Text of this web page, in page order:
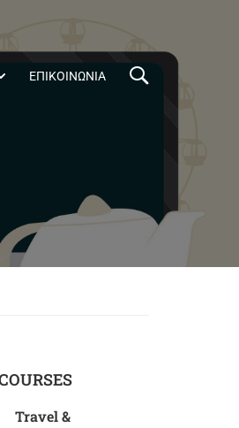
ΕΠΙΚΟΙΝΩΝΙΑ
Travel &